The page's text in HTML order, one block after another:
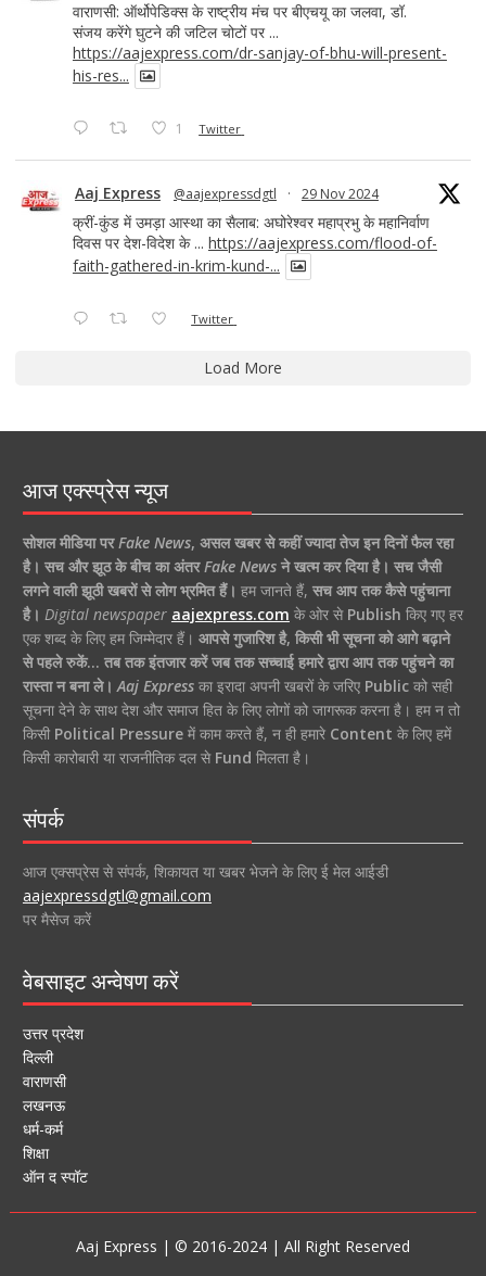
वाराणसी: ऑर्थोपेडिक्स के राष्ट्रीय मंच पर बीएचयू का जलवा, डॉ.
संजय करेंगे घुटने की जटिल चोटों पर ...
https://aajexpress.com/dr-sanjay-of-bhu-will-present-
his-res...
1 Twitter
Aaj Express @aajexpressdgtl · 29 Nov 2024
क्रीं-कुंड में उमड़ा आस्था का सैलाब: अघोरेश्वर महाप्रभु के महानिर्वाण
दिवस पर देश-विदेश के ... https://aajexpress.com/flood-of-
faith-gathered-in-krim-kund-...
Twitter
Load More
आज एक्स्प्रेस न्यूज
सोशल मीडिया पर Fake News, असल खबर से कहीं ज्यादा तेज इन दिनों फैल रहा
है। सच और झूठ के बीच का अंतर Fake Newsने खत्म कर दिया है। सच जैसी
लगने वाली झूठी खबरों से लोग भ्रमित हैं। हम जानते हैं, सच आप तक कैसे पहुंचाना
है। Digital newspaper aajexpress.com के ओर से Publish किए गए हर
एक शब्द के लिए हम जिम्मेदार हैं। आपसे गुजारिश है, किसी भी सूचना को आगे बढ़ाने
से पहले रुकें… तब तक इंतजार करें जब तक सच्चाई हमारे द्वारा आप तक पहुंचने का
रास्ता न बना ले। Aaj Expressका इरादा अपनी खबरों के जरिए Publicको सही
सूचना देने के साथ देश और समाज हित के लिए लोगों को जागरूक करना है। हम न तो
किसी Political Pressureमें काम करते हैं, न ही हमारे Content के लिए हमें
किसी कारोबारी या राजनीतिक दल से Fund मिलता है।
संपर्क
आज एक्सप्रेस से संपर्क, शिकायत या खबर भेजने के लिए ई मेल आईडी
aajexpressdgtl@gmail.com
पर मैसेज करें
वेबसाइट अन्वेषण करें
उत्तर प्रदेश
दिल्ली
वाराणसी
लखनऊ
धर्म-कर्म
शिक्षा
ऑन द स्पॉट
Aaj Express | © 2016-2024 | All Right Reserved